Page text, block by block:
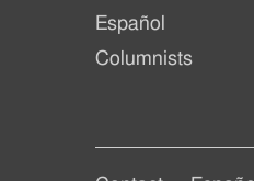
Español
Columnists